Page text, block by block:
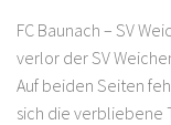
FC Baunach – SV
verlor der SV
Auf beiden Seiten
sich die verbliebene